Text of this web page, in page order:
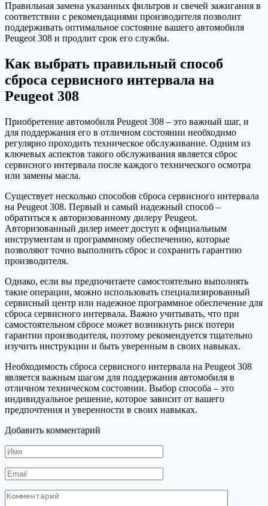
Правильная замена указанных фильтров и свечей зажигания в
соответствии с рекомендациями производителя позволит
поддерживать оптимальное состояние вашего автомобиля
Peugeot 308 и продлит срок его службы.
Как выбрать правильный способ
сброса сервисного интервала на
Peugeot 308
Приобретение автомобиля Peugeot 308 – это важный шаг, и
для поддержания его в отличном состоянии необходимо
регулярно проходить техническое обслуживание. Одним из
ключевых аспектов такого обслуживания является сброс
сервисного интервала после каждого технического осмотра
или замены масла.
Существует несколько способов сброса сервисного интервала
на Peugeot 308. Первый и самый надежный способ –
обратиться к авторизованному дилеру Peugeot.
Авторизованный дилер имеет доступ к официальным
инструментам и программному обеспечению, которые
позволяют точно выполнить сброс и сохранить гарантию
производителя.
Однако, если вы предпочитаете самостоятельно выполнять
такие операции, можно использовать специализированный
сервисный центр или надежное программное обеспечение для
сброса сервисного интервала. Важно учитывать, что при
самостоятельном сбросе может возникнуть риск потери
гарантии производителя, поэтому рекомендуется тщательно
изучить инструкции и быть уверенным в своих навыках.
Необходимость сброса сервисного интервала на Peugeot 308
является важным шагом для поддержания автомобиля в
отличном техническом состоянии. Выбор способа – это
индивидуальное решение, которое зависит от вашего
предпочтения и уверенности в своих навыках.
Добавить комментарий
Имя
Email
Комментарий